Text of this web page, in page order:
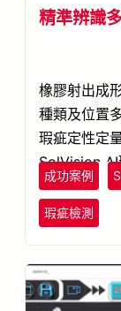
精準辨識
橡膠射出成
種類及位置
瑕疵定性定
SolVision AI
狀與顏色建
多變的瑕疵
檢測問題。
成功案例
瑕疵檢測